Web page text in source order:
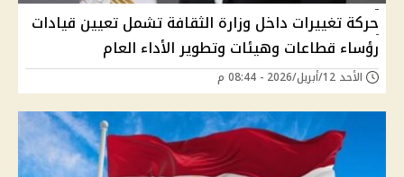
حركة تغييرات داخل وزارة الثقافة تشمل تعيين قيادات
رؤساء قطاعات وهيئات وتطوير الأداء العام
الأحد 12/أبريل/2026 - 08:44 م